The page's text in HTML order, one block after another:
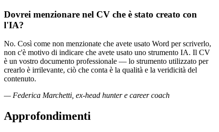
Dovrei menzionare nel CV che è stato creato con
l'IA?
No. Così come non menzionate che avete usato Word per scriverlo,
non c'è motivo di indicare che avete usato uno strumento IA. Il CV
è un vostro documento professionale — lo strumento utilizzato per
crearlo è irrilevante, ciò che conta è la qualità e la veridicità del
contenuto.
— Federica Marchetti, ex-head hunter e career coach
Approfondimenti